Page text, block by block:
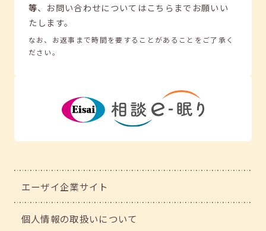
等、 お問い合わせについてはこちらまでお願いい
たします。
なお、お返事まで時間を要することがあることをご了承く
ださい。
エーザイ企業サイト
個人情報の取扱いについて